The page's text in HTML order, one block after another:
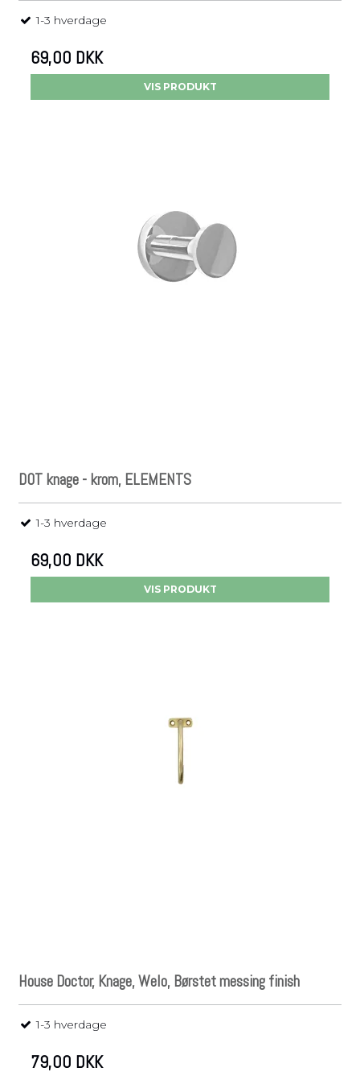
1-3 hverdage
69,00 DKK
VIS PRODUKT
DOT knage - krom, ELEMENTS
1-3 hverdage
69,00 DKK
VIS PRODUKT
House Doctor, Knage, Welo, Børstet messing finish
1-3 hverdage
79,00 DKK